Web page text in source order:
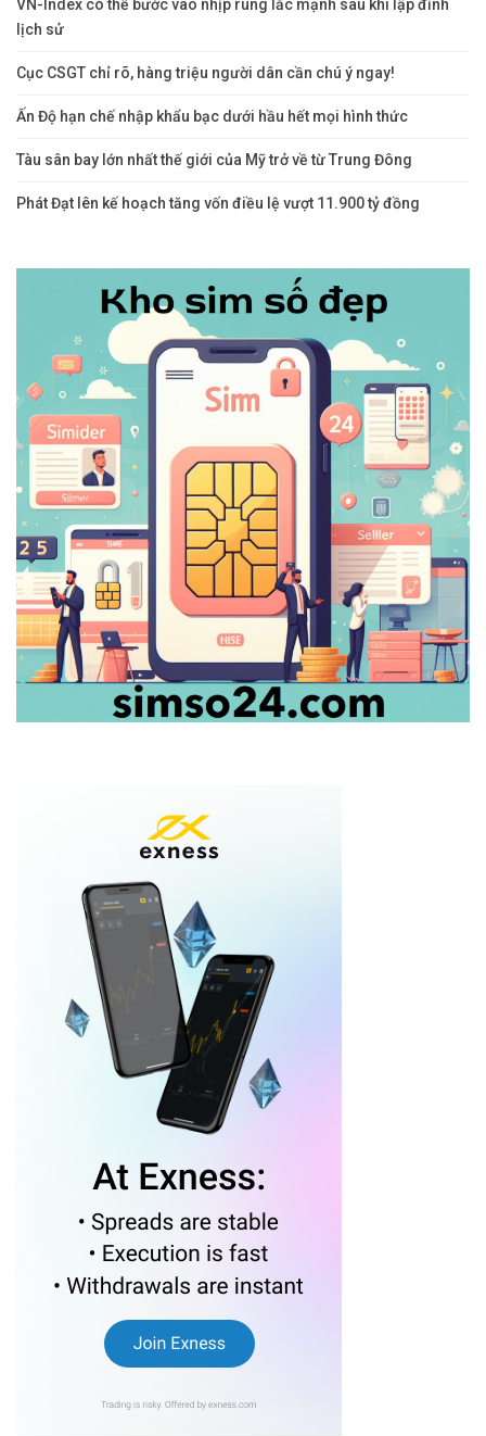
VN-Index có thể bước vào nhịp rung lắc mạnh sau khi lập đỉnh
lịch sử
Cục CSGT chỉ rõ, hàng triệu người dân cần chú ý ngay!
Ấn Độ hạn chế nhập khẩu bạc dưới hầu hết mọi hình thức
Tàu sân bay lớn nhất thế giới của Mỹ trở về từ Trung Đông
Phát Đạt lên kế hoạch tăng vốn điều lệ vượt 11.900 tỷ đồng